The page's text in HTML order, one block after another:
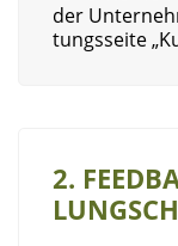
der
tungs­sei­te
2.